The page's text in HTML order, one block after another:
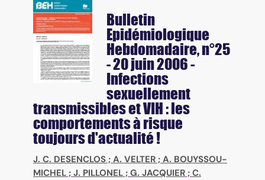
Bulletin
Epidémiologique
Hebdomadaire, n°25
- 20 juin 2006 -
Infections
sexuellement
transmissibles et VIH : les
comportements à risque
toujours d'actualité !
J. C. DESENCLOS ; A. VELTER ; A. BOUYSSOU-
MICHEL ; J. PILLONEL ; G. JACQUIER ; C.